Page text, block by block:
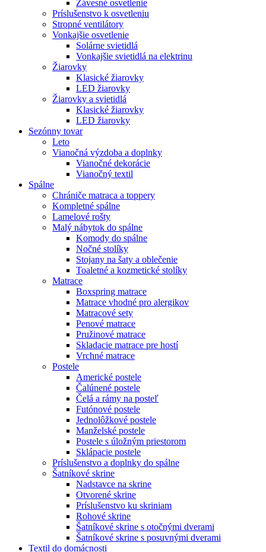
Závesné osvetlenie
Príslušenstvo k osvetleniu
Stropné ventilátory
Vonkajšie osvetlenie
Solárne svietidlá
Vonkajšie svietidlá na elektrinu
Žiarovky
Klasické žiarovky
LED žiarovky
Žiarovky a svietidlá
Klasické žiarovky
LED žiarovky
Sezónny tovar
Leto
Vianočná výzdoba a doplnky
Vianočné dekorácie
Vianočný textil
Spálne
Chrániče matraca a toppery
Kompletné spálne
Lamelové rošty
Malý nábytok do spálne
Komody do spálne
Nočné stolíky
Stojany na šaty a oblečenie
Toaletné a kozmetické stolíky
Matrace
Boxspring matrace
Matrace vhodné pro alergikov
Matracové sety
Penové matrace
Pružinové matrace
Skladacie matrace pre hostí
Vrchné matrace
Postele
Americké postele
Čalúnené postele
Čelá a rámy na posteľ
Futónové postele
Jednolôžkové postele
Manželské postele
Postele s úložným priestorom
Sklápacie postele
Príslušenstvo a doplnky do spálne
Šatníkové skrine
Nadstavce na skrine
Otvorené skrine
Príslušenstvo ku skriniam
Rohové skrine
Šatníkové skrine s otočnými dverami
Šatníkové skrine s posuvnými dverami
Textil do domácnosti